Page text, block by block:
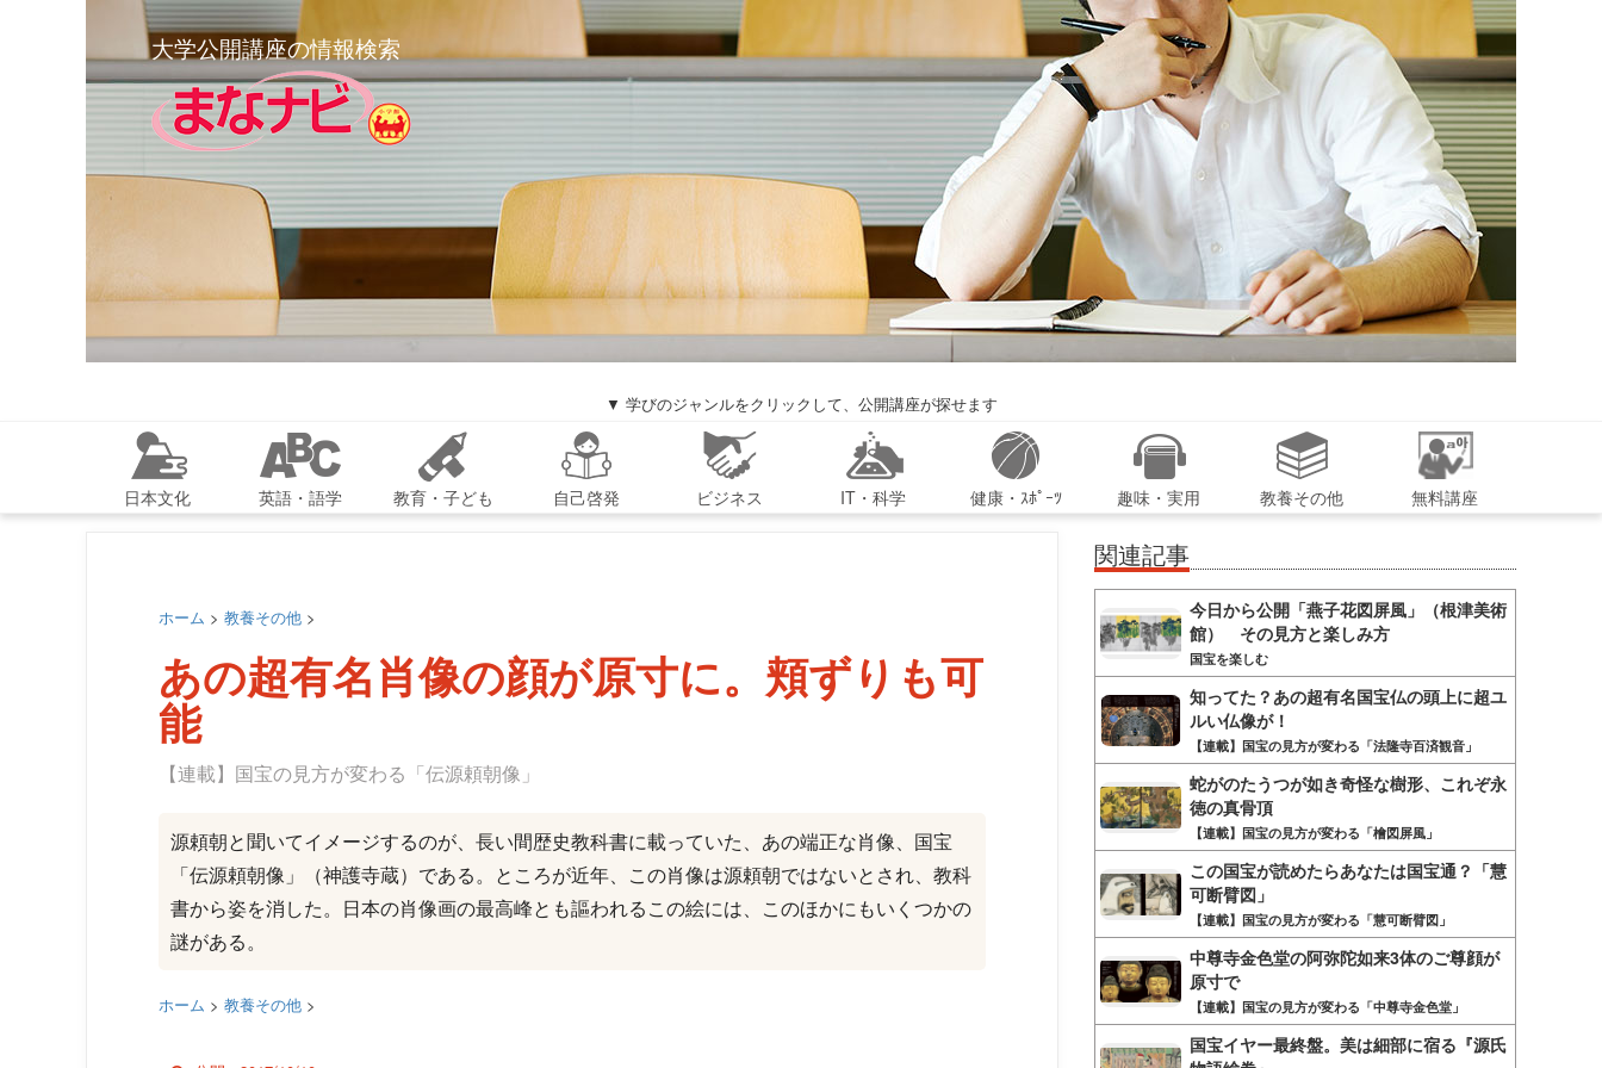
大学公開講座の情報検索
▼ 学びのジャンルをクリックして、公開講座が探せます
日本文化 英語・語学 教育・子ども 自己啓発 ビジネス IT・科学 健康・ｽﾎﾟｰﾂ 趣味・実用 教養その他 無料講座
ホーム > 教養その他 >
あの超有名肖像の顔が原寸に。頬ずりも可
能
【連載】国宝の見方が変わる「伝源頼朝像」
源頼朝と聞いてイメージするのが、長い間歴史教科書に載っていた、あの端正な肖像、国宝
「伝源頼朝像」（神護寺蔵）である。ところが近年、この肖像は源頼朝ではないとされ、教科
書から姿を消した。日本の肖像画の最高峰とも謳われるこの絵には、このほかにもいくつかの
謎がある。
ホーム > 教養その他 >
関連記事
今日から公開「燕子花図屏風」（根津美術
館） その見方と楽しみ方
国宝を楽しむ
知ってた？あの超有名国宝仏の頭上に超ユ
ルい仏像が！
【連載】国宝の見方が変わる「法隆寺百済観音」
蛇がのたうつが如き奇怪な樹形、これぞ永
徳の真骨頂
【連載】国宝の見方が変わる「檜図屏風」
この国宝が読めたらあなたは国宝通？「慧
可断臂図」
【連載】国宝の見方が変わる「慧可断臂図」
中尊寺金色堂の阿弥陀如来3体のご尊顔が
原寸で
【連載】国宝の見方が変わる「中尊寺金色堂」
国宝イヤー最終盤。美は細部に宿る『源氏